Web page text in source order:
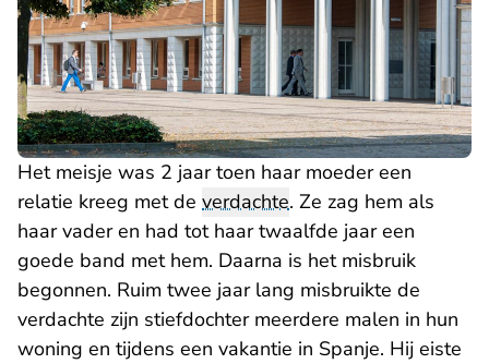
Het meisje was 2 jaar toen haar moeder een
relatie kreeg met de verdachte. Ze zag hem als
haar vader en had tot haar twaalfde jaar een
goede band met hem. Daarna is het misbruik
begonnen. Ruim twee jaar lang misbruikte de
verdachte zijn stiefdochter meerdere malen in hun
woning en tijdens een vakantie in Spanje. Hij eiste